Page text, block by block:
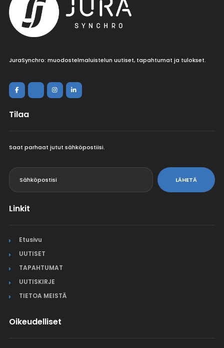
JuraSynchro: muodostelmaluistelun uutiset, tapahtumat ja tulokset.
Tilaa
Saat parhaat jutut sähköpostiisi.
LÄHETÄ
Linkit
Etusivu
UUTISET
TAPAHTUMAT
UUTISKIRJE
TIETOA MEISTÄ
Oikeudelliset